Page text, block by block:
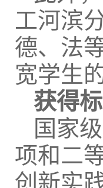
工河滨
德、法
宽学生
获得
国家
项和二
创新实